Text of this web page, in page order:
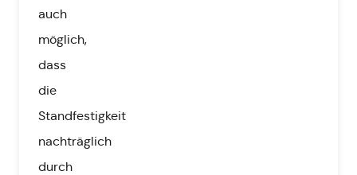
auch
möglich,
dass
die
Standfestigkeit
nachträglich
durch